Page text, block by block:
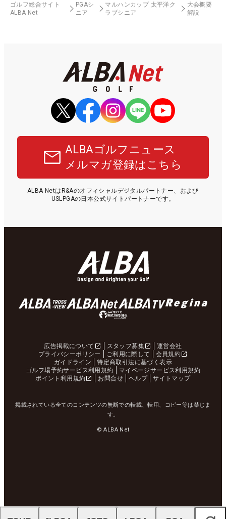
ゴルフ総合サイト
ALBA Net
PGAシ
ニア
マルハンカップ 太平洋ク
ラブシニア
大会概要
解説
ALBAゴルフニュース
メルマガ登録はこちら
ALBA NetはR&Aのオフィシャルデジタルパートナー、および
USLPGAの日本公式サイトパートナーです。
広告掲載について スタッフ募集
運営会社
プライバシーポリシー
ご利用に際して
会員規約
ガイドライン
特定商取引法に基づく表示
ゴルフ場予約サービス利用規約
マイページサービス利用規約
ポイント利用規約
お問合せ ヘルプ サイトマップ
掲載されている全てのコンテンツの無断での転載、転用、コピー等は禁じま
す。
© ALBA Net